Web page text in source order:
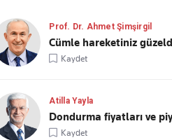
Prof. Dr. Ahmet Şimşirgil
Cümle hareketiniz
Kaydet
Atilla Yayla
Dondurma fiyatları ve
Kaydet